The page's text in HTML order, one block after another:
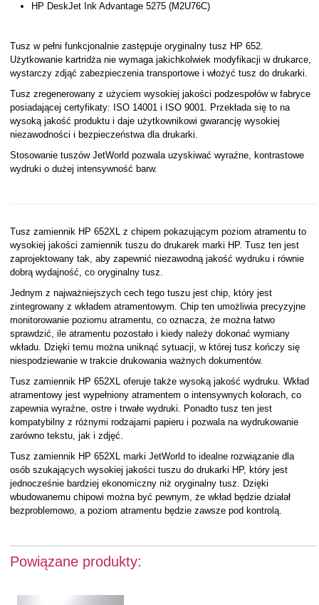
HP DeskJet Ink Advantage 5275 (M2U76C)
Tusz w pełni funkcjonalnie zastępuje oryginalny tusz HP 652.
Użytkowanie kartridża nie wymaga jakichkolwiek modyfikacji w drukarce,
wystarczy zdjąć zabezpieczenia transportowe i włożyć tusz do drukarki.
Tusz zregenerowany z użyciem wysokiej jakości podzespołów w fabryce
posiadającej certyfikaty: ISO 14001 i ISO 9001. Przekłada się to na
wysoką jakość produktu i daje użytkownikowi gwarancję wysokiej
niezawodności i bezpieczeństwa dla drukarki.
Stosowanie tuszów JetWorld pozwala uzyskiwać wyraźne, kontrastowe
wydruki o dużej intensywność barw.
Tusz zamiennik HP 652XL z chipem pokazującym poziom atramentu to
wysokiej jakości zamiennik tuszu do drukarek marki HP. Tusz ten jest
zaprojektowany tak, aby zapewnić niezawodną jakość wydruku i równie
dobrą wydajność, co oryginalny tusz.
Jednym z najważniejszych cech tego tuszu jest chip, który jest
zintegrowany z wkładem atramentowym. Chip ten umożliwia precyzyjne
monitorowanie poziomu atramentu, co oznacza, że można łatwo
sprawdzić, ile atramentu pozostało i kiedy należy dokonać wymiany
wkładu. Dzięki temu można uniknąć sytuacji, w której tusz kończy się
niespodziewanie w trakcie drukowania ważnych dokumentów.
Tusz zamiennik HP 652XL oferuje także wysoką jakość wydruku. Wkład
atramentowy jest wypełniony atramentem o intensywnych kolorach, co
zapewnia wyraźne, ostre i trwałe wydruki. Ponadto tusz ten jest
kompatybilny z różnymi rodzajami papieru i pozwala na wydrukowanie
zarówno tekstu, jak i zdjęć.
Tusz zamiennik HP 652XL marki JetWorld to idealne rozwiązanie dla
osób szukających wysokiej jakości tuszu do drukarki HP, który jest
jednocześnie bardziej ekonomiczny niż oryginalny tusz. Dzięki
wbudowanemu chipowi można być pewnym, że wkład będzie działał
bezproblemowo, a poziom atramentu będzie zawsze pod kontrolą.
Powiązane produkty: